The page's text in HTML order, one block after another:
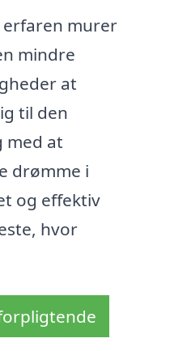
murer
mindre
at
til den
med at
drømme i
og effektiv
hvor